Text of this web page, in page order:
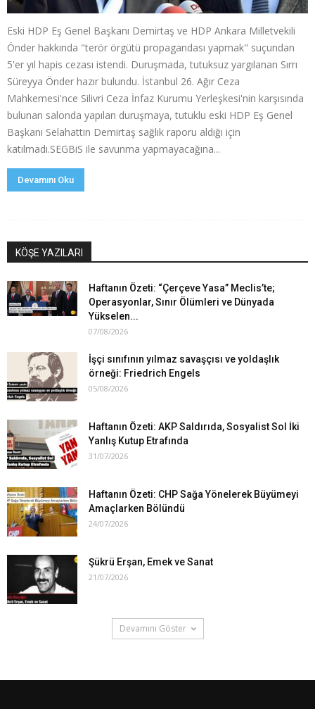
Eski HDP Eş Genel Başkanı Demirtaş ve HDP Ankara Milletvekili
Önder hakkında "terör örgütü propagandası yapmak" suçundan
5'er yıl hapis cezası istendi. Duruşmada, tutuksuz yargılanan Sırrı
Süreyya Önder hazır bulundu. İstanbul 26. Ağır Ceza
Mahkemesi'nce Silivri Ceza İnfaz Kurumu Yerleşkesi'nin karşısında
bulunan salonda yapılan duruşmaya, tutuklu eski HDP Eş Genel
Başkanı Selahattin Demirtaş sağlık raporu aldığı için
katılmadı.SEGBiS ile savunma yapmayacağına...
Devamını Oku
KÖŞE YAZILARI
Haftanın Özeti: “Çerçeve Yasa” Meclis’te;
Operasyonlar, Sınır Ölümleri ve Dünyada
Yükselen...
07/08/2026
İşçi sınıfının yılmaz savaşçısı ve yoldaşlık
örneği: Friedrich Engels
05/08/2026
Haftanın Özeti: AKP Saldırıda, Sosyalist Sol İki
Yanlış Kutup Etrafında
31/07/2026
Haftanın Özeti: CHP Sağa Yönelerek Büyümeyi
Amaçlarken Bölündü
24/07/2026
Şükrü Erşan, Emek ve Sanat
21/07/2026
Devamını Göster